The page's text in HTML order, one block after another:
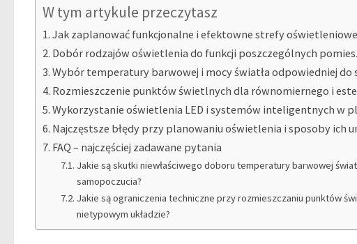
W tym artykule przeczytasz
Jak zaplanować funkcjonalne i efektowne strefy
Dobór rodzajów oświetlenia do funkcji poszczególnych
Wybór temperatury barwowej i mocy światła odpowiedniej
Rozmieszczenie punktów świetlnych dla równomiernego i
Wykorzystanie oświetlenia LED i systemów inteligentnych w
Najczęstsze błędy przy planowaniu oświetlenia i sposoby ich
FAQ – najczęściej zadawane pytania
Jakie są skutki niewłaściwego doboru temperatury barwowej
samopoczucia?
Jakie są ograniczenia techniczne przy rozmieszczaniu punktów
nietypowym układzie?